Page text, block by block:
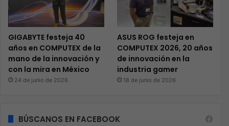
GIGABYTE festeja 40
años en COMPUTEX de la
mano de la innovación y
con la mira en México
24 de junio de 2026
ASUS ROG festeja en
COMPUTEX 2026, 20 años
de innovación en la
industria gamer
18 de junio de 2026
BÚSCANOS EN FACEBOOK